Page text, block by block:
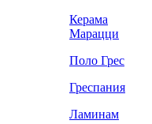
Керама
Марацци
Поло Грес
Греспания
Ламинам